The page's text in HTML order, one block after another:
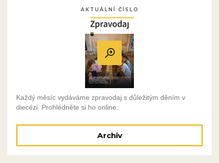
AKTUÁLNÍ ČÍSLO
Každý měsíc vydáváme zpravodaj s důležitým děním v
diecézi. Prohlédněte si ho online.
Archiv